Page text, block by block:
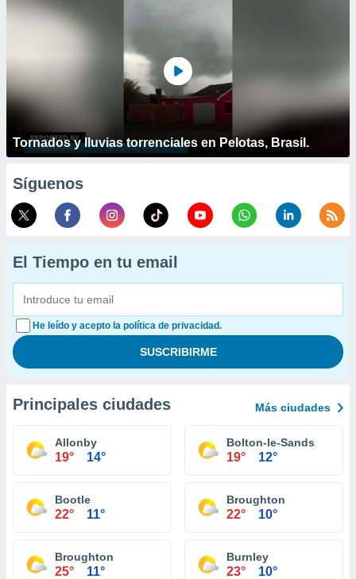
Tornados y lluvias torrenciales en Pelotas, Brasil.
Síguenos
El Tiempo en tu email
He leído y acepto la política de privacidad.
Principales ciudades Más ciudades
Allonby
19° 14°
Bolton-le-Sands
19° 12°
Bootle
22° 11°
Broughton
22° 10°
Broughton
25° 11°
Burnley
23° 10°